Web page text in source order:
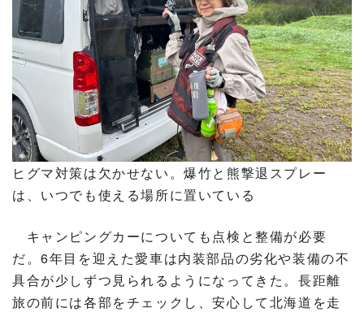
ヒグマ対策は欠かせない。爆竹と熊撃退スプレー
は、いつでも使える場所に置いている
キャンピングカーについても点検と整備が必要
だ。6年目を迎えた愛車は内装部品の劣化や装備の不
具合が少しずつ見られるようになってきた。長距離
旅の前には各部をチェックし、安心して北海道を走